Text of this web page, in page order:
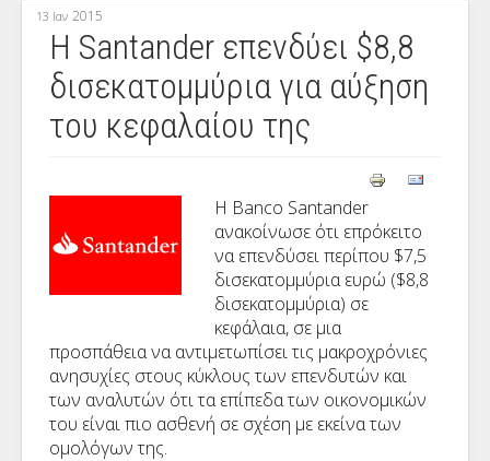
13 Ιαν 2015
Η Santander επενδύει $8,8
δισεκατομμύρια για αύξηση
του κεφαλαίου της
Η Banco Santander
ανακοίνωσε ότι επρόκειτο
να επενδύσει περίπου $7,5
δισεκατομμύρια ευρώ ($8,8
δισεκατομμύρια) σε
κεφάλαια, σε μια
προσπάθεια να αντιμετωπίσει τις μακροχρόνιες
ανησυχίες στους κύκλους των επενδυτών και
των αναλυτών ότι τα επίπεδα των οικονομικών
του είναι πιο ασθενή σε σχέση με εκείνα των
ομολόγων της.